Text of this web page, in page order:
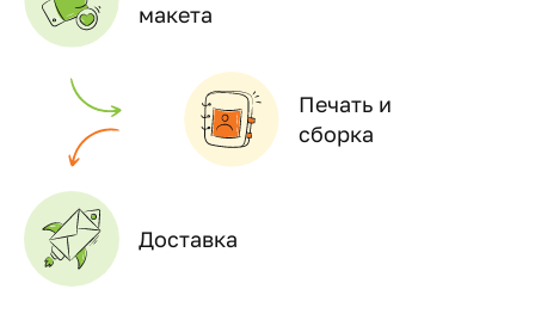
макета
Печать и
сборка
Доставка